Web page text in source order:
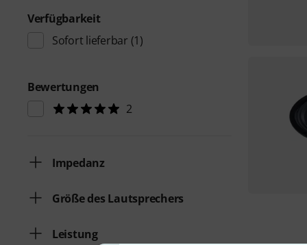
Verfügbarkeit
Sofort lieferbar (1)
Bewertungen
2
Impedanz
Größe des Lautsprechers
Leistung